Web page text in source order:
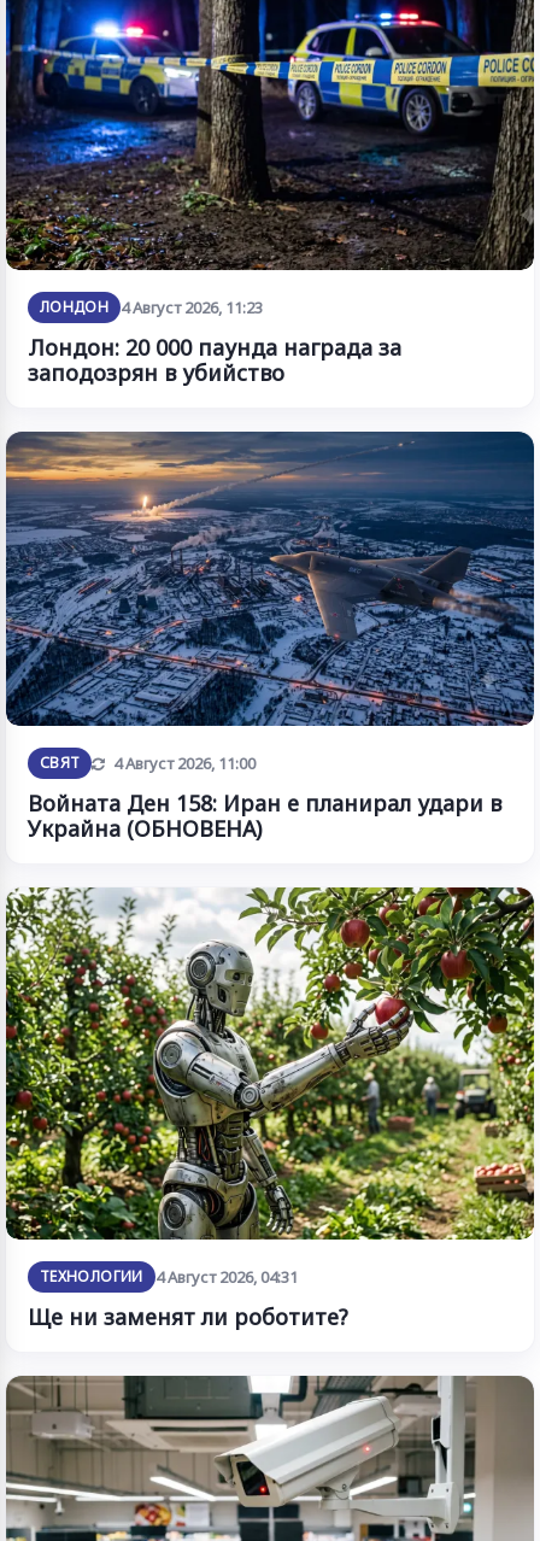
ЛОНДОН 4 Август 2026, 11:23
Лондон: 20 000 паунда награда за
заподозрян в убийство
СВЯТ Обновена
4 Август 2026, 11:00
Войната Ден 158: Иран е планирал удари в
Украйна (ОБНОВЕНА)
ТЕХНОЛОГИИ 4 Август 2026, 04:31
Ще ни заменят ли роботите?